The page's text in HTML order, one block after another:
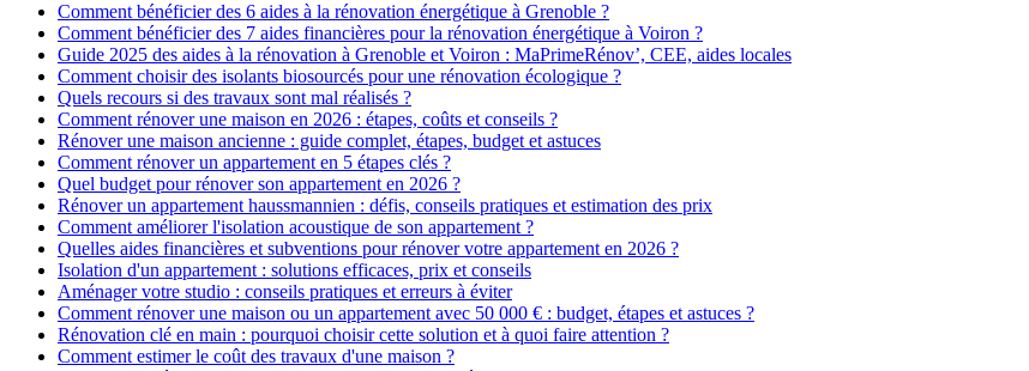
Comment bénéficier des 6 aides à la rénovation énergétique à Grenoble ?
Comment bénéficier des 7 aides financières pour la rénovation énergétique à Voiron ?
Guide 2025 des aides à la rénovation à Grenoble et Voiron : MaPrimeRénov’, CEE, aides locales
Comment choisir des isolants biosourcés pour une rénovation écologique ?
Quels recours si des travaux sont mal réalisés ?
Comment rénover une maison en 2026 : étapes, coûts et conseils ?
Rénover une maison ancienne : guide complet, étapes, budget et astuces
Comment rénover un appartement en 5 étapes clés ?
Quel budget pour rénover son appartement en 2026 ?
Rénover un appartement haussmannien : défis, conseils pratiques et estimation des prix
Comment améliorer l'isolation acoustique de son appartement ?
Quelles aides financières et subventions pour rénover votre appartement en 2026 ?
Isolation d'un appartement : solutions efficaces, prix et conseils
Aménager votre studio : conseils pratiques et erreurs à éviter
Comment rénover une maison ou un appartement avec 50 000 € : budget, étapes et astuces ?
Rénovation clé en main : pourquoi choisir cette solution et à quoi faire attention ?
Comment estimer le coût des travaux d'une maison ?